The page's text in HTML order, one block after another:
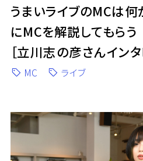
うまいライブのMCは
にMCを解説してもらう
［立川志の彦さんインタ
MC ライブ